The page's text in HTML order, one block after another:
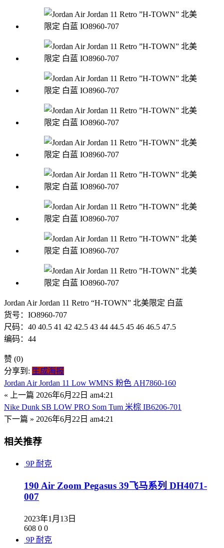
Jordan Air Jordan 11 Retro “H-TOWN” 北美限定 白蓝
货号：IO8960-707
尺码：40 40.5 41 42 42.5 43 44 44.5 45 46 46.5 47.5
编码：44
赞 (0)
分享到: 生成海报
Jordan Air Jordan 11 Low WMNS 粉色 AH7860-160
« 上一篇 2026年6月22日 am4:21
Nike Dunk SB LOW PRO Som Tum 米棕 IB6206-701
下一篇 » 2026年6月22日 am4:21
相关推荐
9P 耐克
190 Air Zoom Pegasus 39飞马系列 DH4071-
007
2023年1月13日
608 0 0
9P 耐克